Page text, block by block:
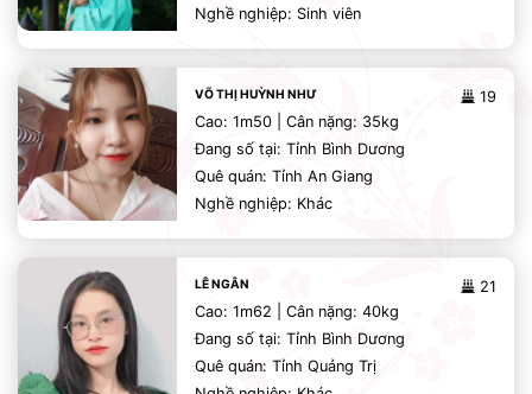
Nghề nghiệp: Sinh viên
19
VÕ THỊ HUỲNH NHƯ
Cao: 1m50 | Cân nặng: 35kg
Đang số tại: Tỉnh Bình Dương
Quê quán: Tỉnh An Giang
Nghề nghiệp: Khác
21
LÊ NGÂN
Cao: 1m62 | Cân nặng: 40kg
Đang số tại: Tỉnh Bình Dương
Quê quán: Tỉnh Quảng Trị